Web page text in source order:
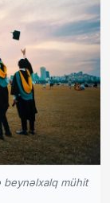
beynəlxalq mühit